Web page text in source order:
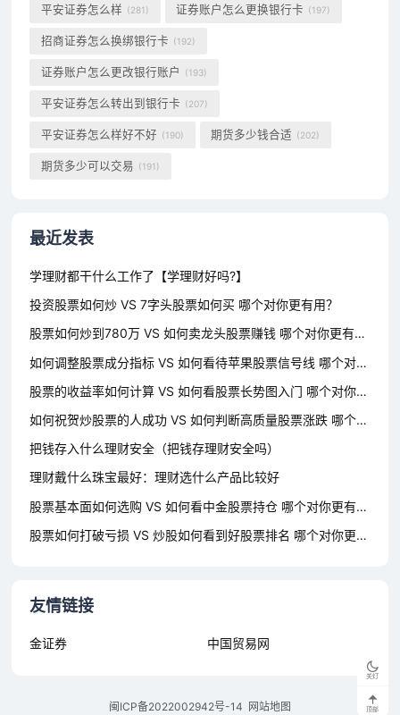
平安证券怎么样 (281) 证券账户怎么更换银行卡 (197)
招商证券怎么换绑银行卡 (192)
证券账户怎么更改银行账户 (193)
平安证券怎么转出到银行卡 (207)
平安证券怎么样好不好 (190) 期货多少钱合适 (202)
期货多少可以交易 (191)
最近发表
学理财都干什么工作了【学理财好吗?】
投资股票如何炒 VS 7字头股票如何买 哪个对你更有用？
股票如何炒到780万 VS 如何卖龙头股票赚钱 哪个对你更有用？
如何调整股票成分指标 VS 如何看待苹果股票信号线 哪个对你更有用？
股票的收益率如何计算 VS 如何看股票长势图入门 哪个对你更有用？
如何祝贺炒股票的人成功 VS 如何判断高质量股票涨跌 哪个对你更有用？
把钱存入什么理财安全（把钱存理财安全吗）
理财戴什么珠宝最好：理财选什么产品比较好
股票基本面如何选购 VS 如何看中金股票持仓 哪个对你更有用？
股票如何打破亏损 VS 炒股如何看到好股票排名 哪个对你更有用？
友情链接
金证券 中国贸易网
闽ICP备2022002942号-14 网站地图
关灯
顶部